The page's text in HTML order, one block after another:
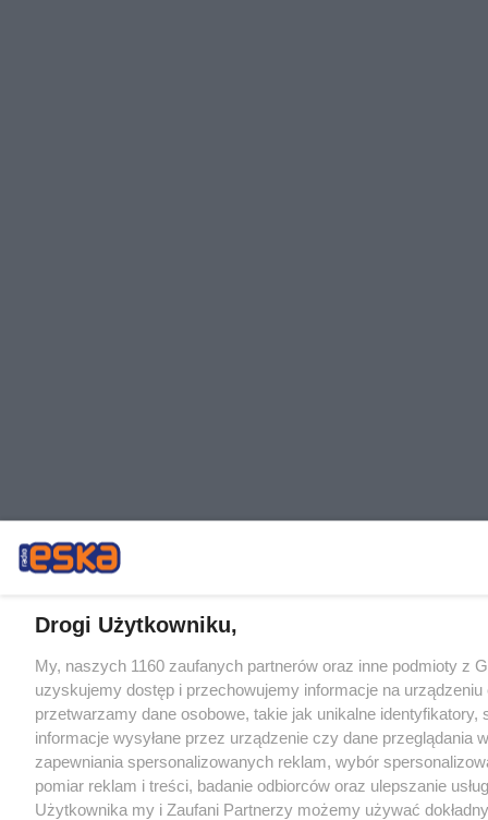
Drogi Użytkowniku,
My, naszych 1160 zaufanych partnerów oraz inne podmioty z
uzyskujemy dostęp i przechowujemy informacje na urządzeniu
przetwarzamy dane osobowe, takie jak unikalne identyfikatory,
informacje wysyłane przez urządzenie czy dane przeglądania
zapewniania spersonalizowanych reklam, wybór
pomiar reklam i treści, badanie odbiorców oraz ulepszanie
Użytkownika my i Zaufani Partnerzy możemy używać